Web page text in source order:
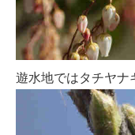
遊水地ではタチヤナ